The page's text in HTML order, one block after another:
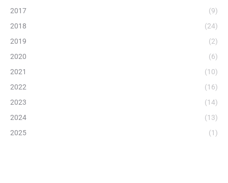
2017
(9)
2018
(24)
2019
(2)
2020
(6)
2021
(10)
2022
(16)
2023
(14)
2024
(13)
2025
(1)